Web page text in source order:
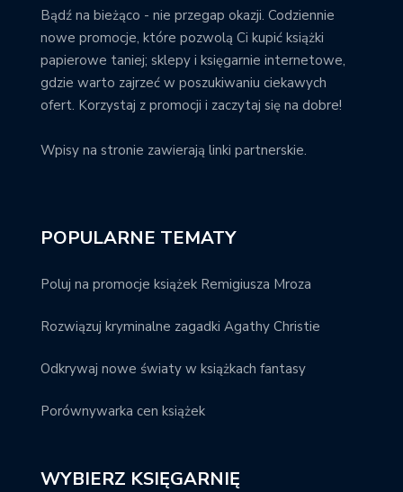
Bądź na bieżąco - nie przegap okazji. Codziennie
nowe promocje, które pozwolą Ci kupić książki
papierowe taniej; sklepy i księgarnie internetowe,
gdzie warto zajrzeć w poszukiwaniu ciekawych
ofert. Korzystaj z promocji i zaczytaj się na dobre!
Wpisy na stronie zawierają linki partnerskie.
POPULARNE TEMATY
Poluj na promocje książek Remigiusza Mroza
Rozwiązuj kryminalne zagadki Agathy Christie
Odkrywaj nowe światy w książkach fantasy
Porównywarka cen książek
WYBIERZ KSIĘGARNIĘ